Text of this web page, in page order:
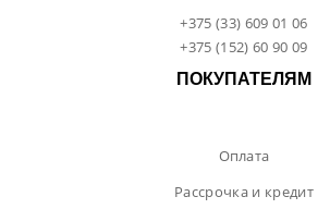
+375 (33) 609 01 06
+375 (152) 60 90 09
ПОКУПАТЕЛЯМ
Оплата
Рассрочка и кредит